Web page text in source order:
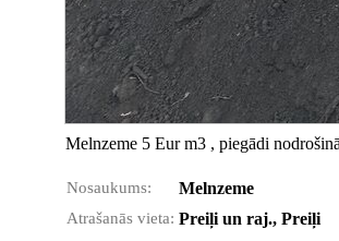
Melnzeme 5 Eur m3 , piegādi
Nosaukums: Melnzeme
Atrašanās vieta: Preiļi un raj., Preiļi